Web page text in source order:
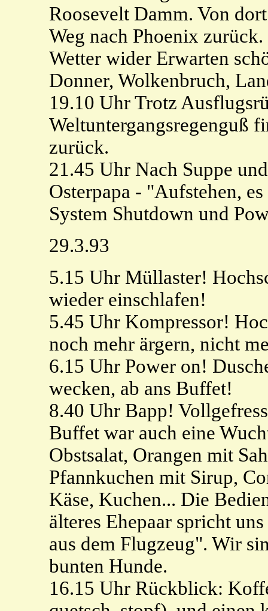
Roosevelt Damm. Von
Weg nach Phoenix
Wetter wider Erwarten
Donner, Wolkenbruch,
19.10 Uhr Trotz
Weltuntergangsregenguß
zurück.
21.45 Uhr Nach Suppe
Osterpapa - "Aufstehen,
System Shutdown und
29.3.93
5.15 Uhr Müllaster!
wieder einschlafen!
5.45 Uhr Kompressor!
noch mehr ärgern, nicht
6.15 Uhr Power on!
wecken, ab ans Buffet!
8.40 Uhr Bapp!
Buffet war auch eine
Obstsalat, Orangen mit
Pfannkuchen mit Sirup,
Käse, Kuchen... Die
älteres Ehepaar spricht
aus dem Flugzeug". Wir
bunten Hunde.
16.15 Uhr Rückblick: